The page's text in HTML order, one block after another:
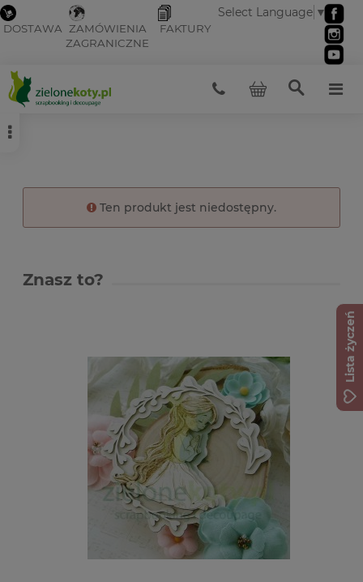
DOSTAWA ZAMÓWIENIA
ZAGRANICZNE
FAKTURY
Select Language ▼
Ten produkt jest niedostępny.
Znasz to?
Lista życzeń